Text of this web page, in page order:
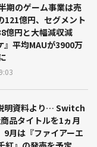
期のゲーム事業は売
121億円、セグメント
億円と大幅減収減
平均MAUが3900万
明資料より… Switch
品タイトルを1ヵ月
月は『ファイアーエ